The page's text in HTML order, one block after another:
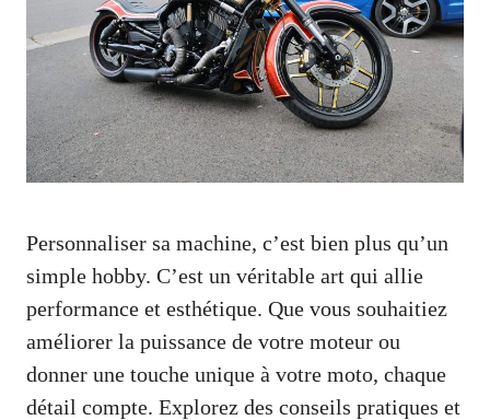
Personnaliser sa machine, c’est bien plus qu’un
simple hobby. C’est un véritable art qui allie
performance et esthétique. Que vous souhaitiez
améliorer la puissance de votre moteur ou
donner une touche unique à votre moto, chaque
détail compte. Explorez des conseils pratiques et